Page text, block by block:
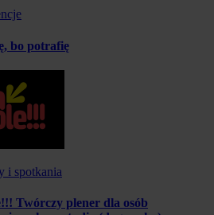
bo potrafię
i spotkania
Twórczy plener dla osób